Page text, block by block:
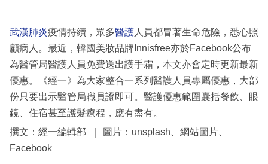
武漢肺炎疫情持續，眾多醫護 人員都冒著生命危險，悉心照
顧病人。最近，韓國美妝品牌Innisfree亦於Facebook公布
為醫管局醫護人員免費送出護手霜，本文亦會定時更新最新
優惠。《經一》為大家整合一系列醫護人員專屬優惠，大部
份只要出示醫管局職員證即可。醫護優惠範圍囊括餐飲、眼
鏡、住宿甚至護髮療程，應有盡有。
撰文：經一編輯部 ｜ 圖片：unsplash、網站圖片、
Facebook